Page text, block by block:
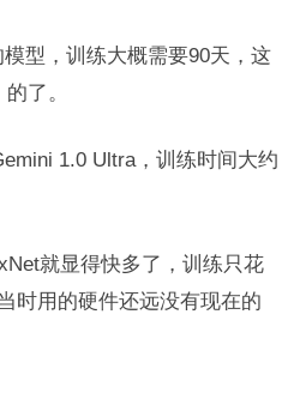
型，训练大概需要90天，这
了。
1.0 Ultra，训练时间大约
就显得快多了，训练只花
时用的硬件还远没有现在的